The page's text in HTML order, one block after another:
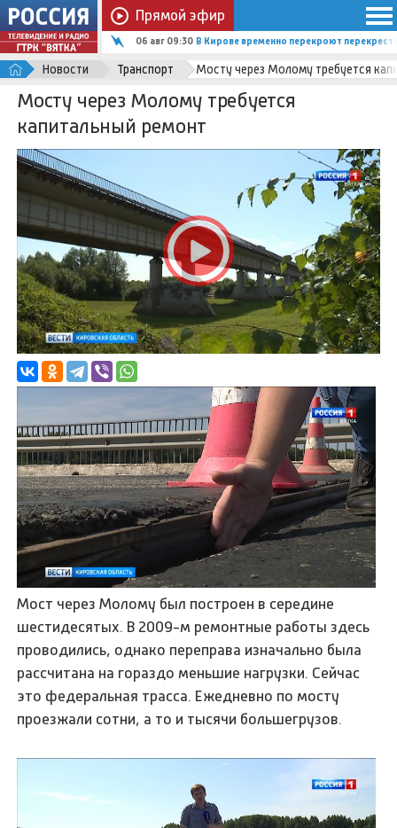
Прямой эфир
06 авг 09:07 В Доме культуры села
Новости Транспорт Мосту через Молому требуется
Мосту через Молому требуется
капитальный ремонт
Мост через Молому был построен в середине
шестидесятых. В 2009-м ремонтные работы здесь
проводились, однако переправа изначально была
рассчитана на гораздо меньшие нагрузки. Сейчас
это федеральная трасса. Ежедневно по мосту
проезжали сотни, а то и тысячи большегрузов.